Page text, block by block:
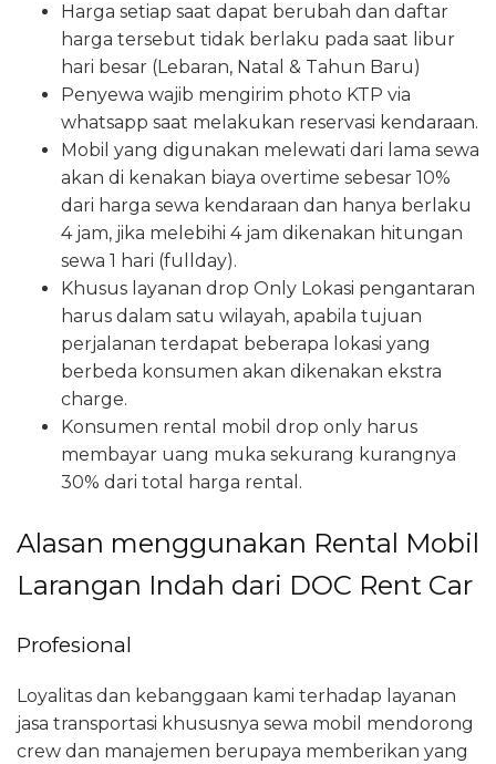
Harga setiap saat dapat berubah dan daftar
harga tersebut tidak berlaku pada saat libur
hari besar (Lebaran, Natal & Tahun Baru)
Penyewa wajib mengirim photo KTP via
whatsapp saat melakukan reservasi kendaraan.
Mobil yang digunakan melewati dari lama sewa
akan di kenakan biaya overtime sebesar 10%
dari harga sewa kendaraan dan hanya berlaku
4 jam, jika melebihi 4 jam dikenakan hitungan
sewa 1 hari (fullday).
Khusus layanan drop Only Lokasi pengantaran
harus dalam satu wilayah, apabila tujuan
perjalanan terdapat beberapa lokasi yang
berbeda konsumen akan dikenakan ekstra
charge.
Konsumen rental mobil drop only harus
membayar uang muka sekurang kurangnya
30% dari total harga rental.
Alasan menggunakan Rental Mobil
Larangan Indah dari DOC Rent Car
Profesional
Loyalitas dan kebanggaan kami terhadap layanan
jasa transportasi khususnya sewa mobil mendorong
crew dan manajemen berupaya memberikan yang